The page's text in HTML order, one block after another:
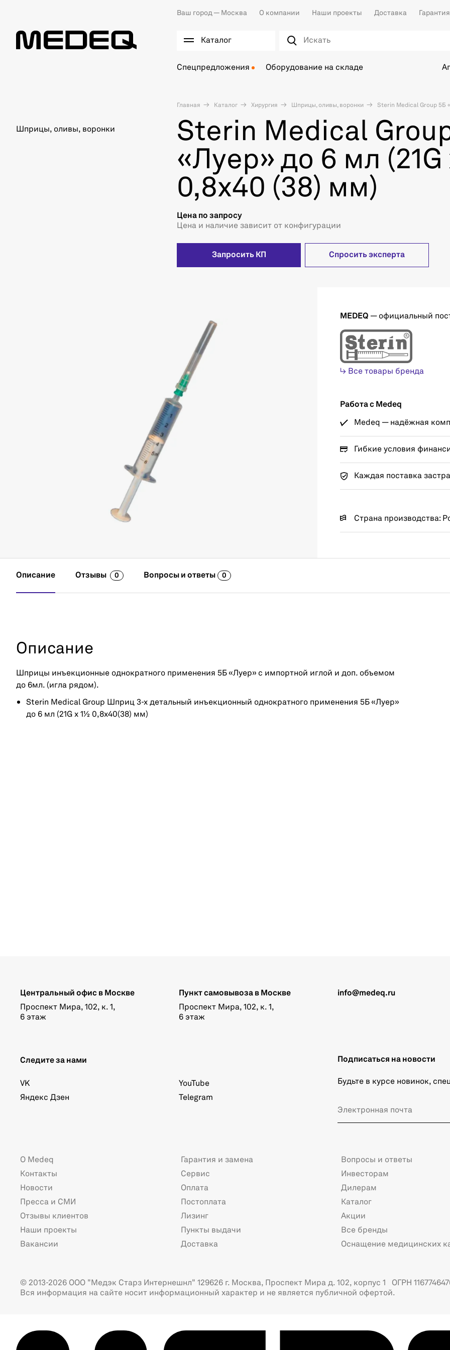
Ваш город — Москва О компании Наши проекты Доставка Гарантия
Каталог
Спецпредложения Оборудование на складе
Главная Каталог Хирургия Шприцы, оливы, воронки Sterin Medical Group 5Б
Шприцы, оливы, воронки
Sterin Medical
«Луер» до 6 мл (21G
0,8х40 (38) мм)
Цена по запросу
Цена и наличие зависит от конфигурации
Запросить КП Спросить эксперта
MEDEQ — официальный
↳ Все товары бренда
Работа с Medeq
Medeq — надёжная
Гибкие условия
Каждая поставка
Страна производства:
Описание Отзывы 0 Вопросы и ответы 0
Описание
Шприцы инъекционные однократного применения 5Б «Луер» с импортной иглой и доп. объемом
до 6мл. (игла рядом).
Sterin Medical Group Шприц 3-х детальный инъекционный однократного применения 5Б «Луер»
до 6 мл (21G x 1½ 0,8х40(38) мм)
info@medeq.ru
Центральный офис в Москве
Проспект Мира, 102, к. 1,
6 этаж
Пункт самовывоза в Москве
Проспект Мира, 102, к. 1,
6 этаж
Следите за нами
VK
Яндекс Дзен
YouTube
Telegram
Подписаться на новости
Будьте в курсе новинок,
О Medeq
Контакты
Новости
Пресса и СМИ
Отзывы клиентов
Наши проекты
Вакансии
Гарантия и замена
Сервис
Оплата
Постоплата
Лизинг
Пункты выдачи
Доставка
Вопросы и ответы
Инвесторам
Дилерам
Каталог
Акции
Все бренды
Оснащение медицинских
© 2013-2026 ООО "Медэк Старз Интернешнл" 129626 г. Москва, Проспект Мира д. 102, корпус 1 ОГРН
Вся информация на сайте носит информационный характер и не является публичной офертой.